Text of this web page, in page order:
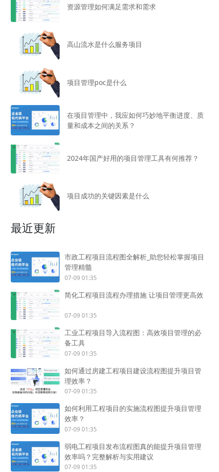
资源管理如何满足需求和需求
高山流水是什么服务项目
项目管理poc是什么
在项目管理中，我应如何巧妙地平衡进度、质
量和成本之间的关系？
2024年国产好用的项目管理工具有何推荐？
项目成功的关键因素是什么
最近更新
市政工程项目流程图全解析_助您轻松掌握项目
管理精髓
07-09 01:35
简化工程项目流程办理措施 让项目管理更高效
07-09 01:35
工业工程项目导入流程图：高效项目管理的必
备工具
07-09 01:35
如何通过房建工程项目建设流程图提升项目管
理效率？
07-09 01:35
如何利用工程项目的实施流程图提升项目管理
效率？
07-09 01:35
弱电工程项目发布流程图真的能提升项目管理
效率吗？完整解析与实用建议
07-09 01:35